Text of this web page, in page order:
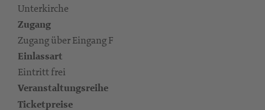
Unterkirche
Zugang
Zugang über Eingang F
Einlassart
Eintritt frei
Veranstaltungsreihe
Ticketpreise